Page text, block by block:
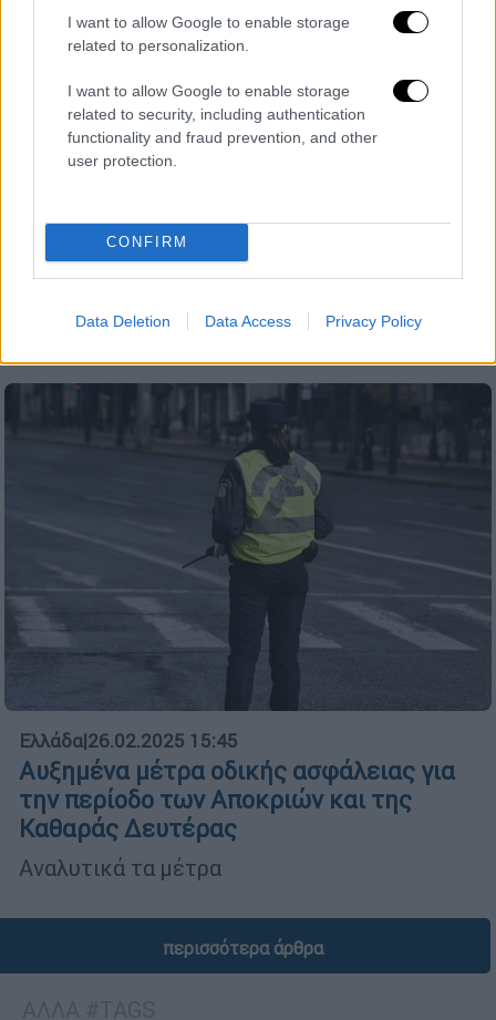
I want to allow Google to enable storage
related to personalization.
I want to allow Google to enable storage
related to security, including authentication
functionality and fraud prevention, and other
user protection.
CONFIRM
Data Deletion Data Access Privacy Policy
Αυξημένο το κόστος για το φετινό
σαρακοστιανό τραπέζι – Τα «αλμυρά»
Αναλυτικά η λίστα με τις τιμές
Ελλάδα|26.02.2025 15:45
Αυξημένα μέτρα οδικής ασφάλειας για
την περίοδο των Αποκριών και της
Καθαράς Δευτέρας
Αναλυτικά τα μέτρα
περισσότερα άρθρα